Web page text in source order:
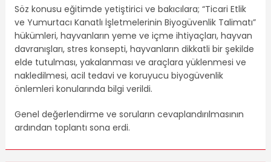
Söz konusu eğitimde yetiştirici ve bakıcılara; “Ticari Etlik
ve Yumurtacı Kanatlı İşletmelerinin Biyogüvenlik Talimatı”
hükümleri, hayvanların yeme ve içme ihtiyaçları, hayvan
davranışları, stres konsepti, hayvanların dikkatli bir şekilde
elde tutulması, yakalanması ve araçlara yüklenmesi ve
nakledilmesi, acil tedavi ve koruyucu biyogüvenlik
önlemleri konularında bilgi verildi.
Genel değerlendirme ve soruların cevaplandırılmasının
ardından toplantı sona erdi.